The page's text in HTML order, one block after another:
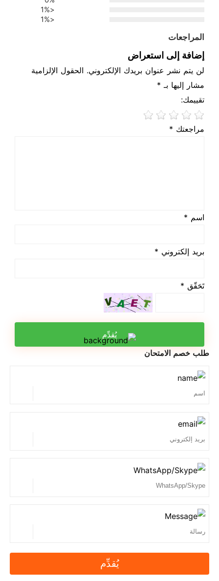
<1%
<1%
المراجعات
إضافة إلى استعراض
لن يتم نشر عنوان بريدك الإلكتروني. الحقول الإلزامية
مشار إليها بـ *
تقييمك:
مراجعتك *
اسم *
بريد إلكتروني *
تَحَقّق *
يُقدِّم
طلب خصم الامتحان
يُقدِّم